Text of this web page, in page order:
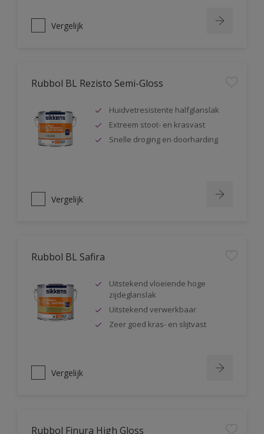
Vergelijk
Rubbol BL Rezisto Semi-Gloss
Huidvetresistente halfglanslak
Extreem stoot- en krasvast
Snelle droging en doorharding
Vergelijk
Rubbol BL Safira
Uitstekend vloeiende hoge
zijdeglanslak
Uitstekend verwerkbaar
Zeer goed kras- en slijtvast
Vergelijk
Rubbol Finura High Gloss